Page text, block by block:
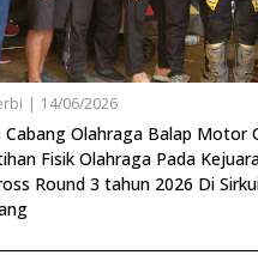
| 14/06/2026
Cabang Olahraga Balap Motor
Fisik Olahraga Pada
Round 3 tahun 2026 Di